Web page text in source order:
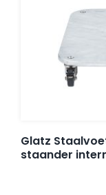
Glatz
staander